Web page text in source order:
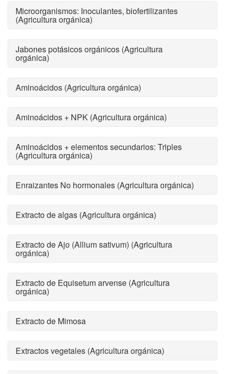
Microorganismos: Inoculantes, biofertilizantes
(Agricultura orgánica)
Jabones potásicos orgánicos (Agricultura
orgánica)
Aminoácidos (Agricultura orgánica)
Aminoácidos + NPK (Agricultura orgánica)
Aminoácidos + elementos secundarios: Triples
(Agricultura orgánica)
Enraizantes No hormonales (Agricultura orgánica)
Extracto de algas (Agricultura orgánica)
Extracto de Ajo (Allium sativum) (Agricultura
orgánica)
Extracto de Equisetum arvense (Agricultura
orgánica)
Extracto de Mimosa
Extractos vegetales (Agricultura orgánica)